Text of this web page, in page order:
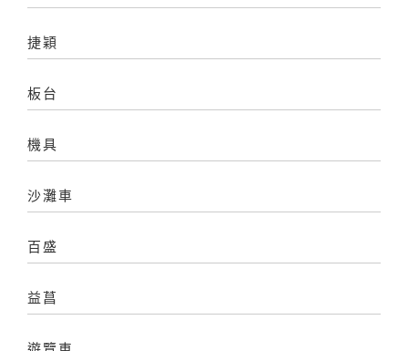
捷穎
板台
機具
沙灘車
百盛
益菖